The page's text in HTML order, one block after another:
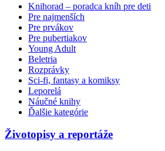
Knihorad – poradca kníh pre deti
Pre najmenších
Pre prvákov
Pre pubertiakov
Young Adult
Beletria
Rozprávky
Sci-fi, fantasy a komiksy
Leporelá
Náučné knihy
Ďalšie kategórie
Životopisy a reportáže